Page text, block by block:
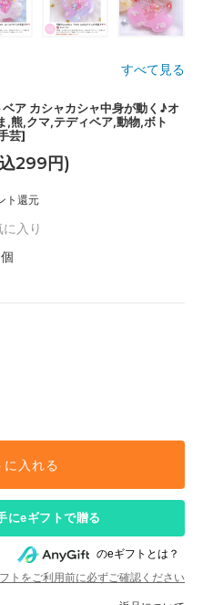
すべて見る
ア カシャカシャ中身が動く♪オ
,熊,クマ,テディベア,動物,ボト
芸]
299円)
ト還元
に入り
に入れる
にeギフトで贈る
のeギフトとは？
トをご利用前に必ずご確認ください